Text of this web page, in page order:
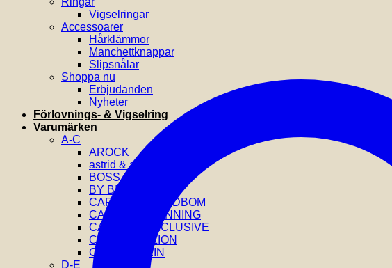
Vigselringar
Accessoarer
Hårklämmor
Manchettknappar
Slipsnålar
Shoppa nu
Erbjudanden
Nyheter
Förlovnings- & Vigselring
Varumärken
A-C
AROCK
astrid & agnes
BOSS
BY BILLGREN
CAROLINE SVEDBOM
CAROLINA GYNNING
CATWALK EXCLUSIVE
COEUR DE LION
CALVIN KLEIN
D-E